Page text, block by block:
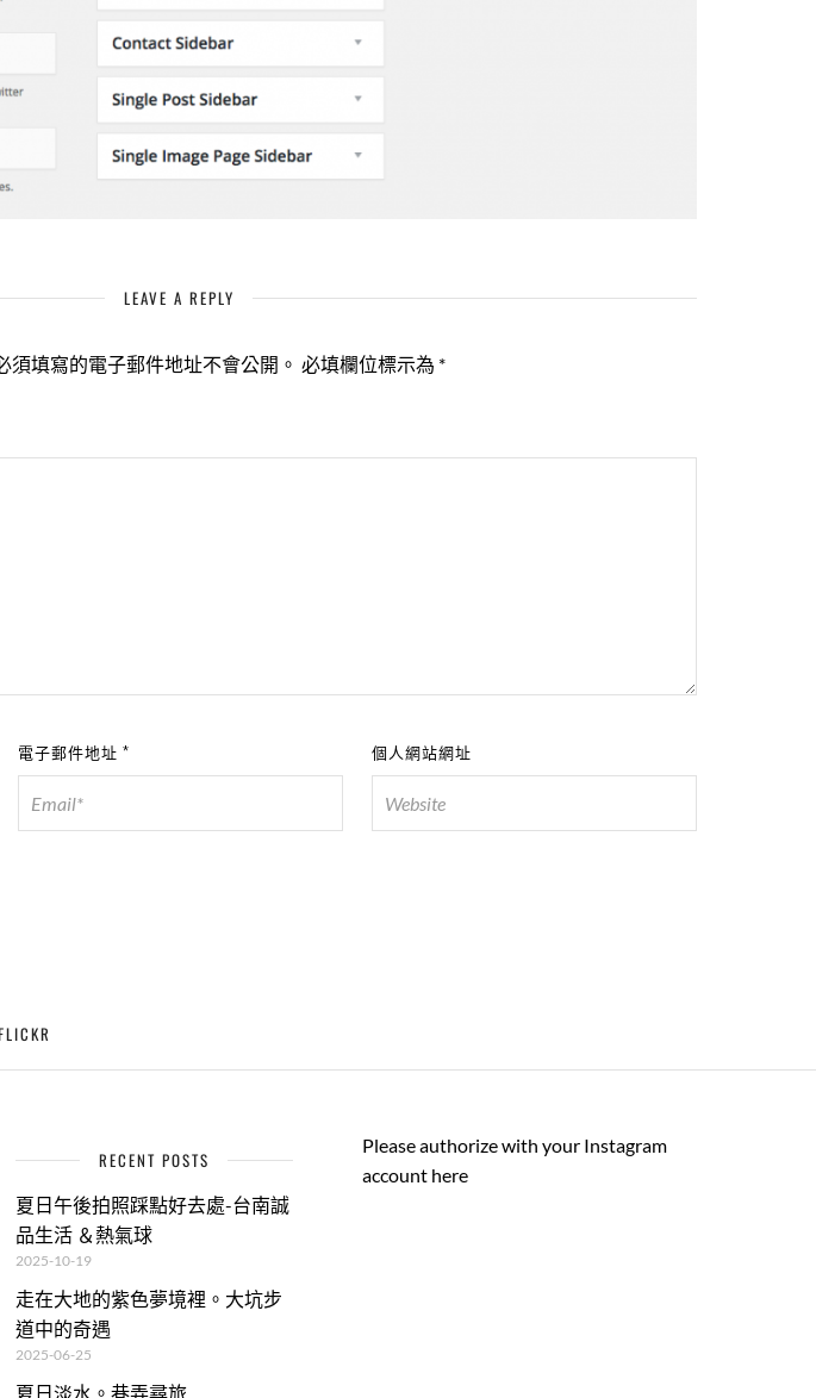
LEAVE A REPLY
須填寫的電子郵件地址不會公開。 必填欄位標示為 *
電子郵件地址* 個人網站網址
RECENT POSTS
夏日午後拍照踩點好去處-台南誠
品生活 ＆熱氣球
2025-10-19
走在大地的紫色夢境裡。大坑步
道中的奇遇
2025-06-25
夏日淡水。巷弄尋旅
Please authorize with your Instagram
account here